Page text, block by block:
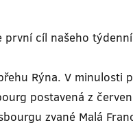
cíl našeho
Rýna. V
postavená z
zvané Malá